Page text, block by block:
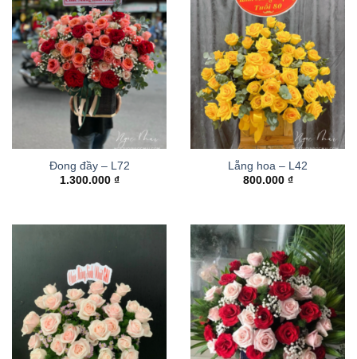
Đong đầy – L72
1.300.000 ₫
Lẵng hoa – L42
800.000 ₫